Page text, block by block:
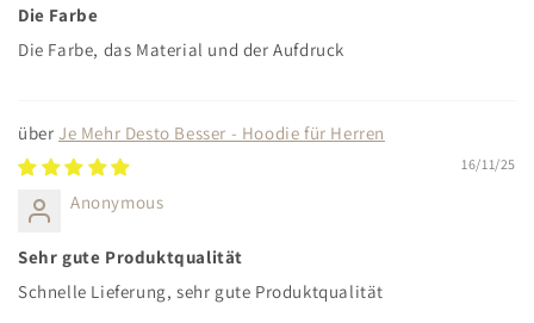
Die Farbe
Die Farbe, das Material und der Aufdruck
Je Mehr Desto Besser - Hoodie für Herren
16/11/25
Anonymous
Sehr gute Produktqualität
Schnelle Lieferung, sehr gute Produktqualität